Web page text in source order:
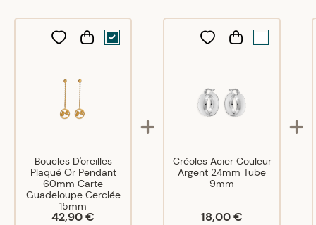
19/02/21
Boucles D'oreilles
Plaqué Or Pendant
60mm Carte
Guadeloupe Cerclée
15mm
42,90 €
Créoles Acier Couleur
Argent 24mm Tube
9mm
18,00 €